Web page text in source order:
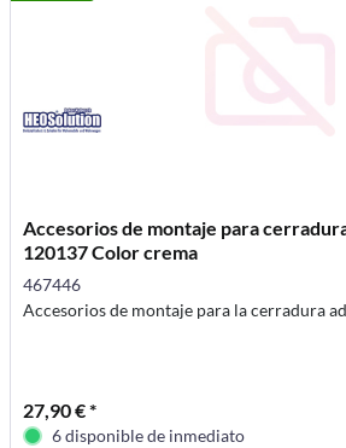
Accesorios de montaje para
120137 Color crema
467446
Accesorios de montaje para la cerradura
27,90 € *
6 disponible de inmediato